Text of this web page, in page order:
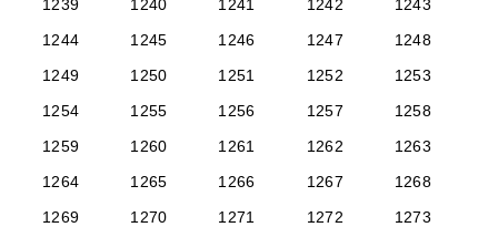
1239
1240 1241 1242
1243
1244
1245 1246 1247
1248
1249
1250 1251 1252
1253
1254
1255 1256 1257
1258
1259
1260 1261 1262
1263
1264
1265 1266 1267
1268
1269
1270 1271 1272
1273